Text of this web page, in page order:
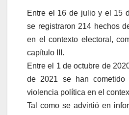
Entre el 16 de julio y el 15
se registraron 214 hechos
en el contexto electoral,
capítulo III.
Entre el 1 de octubre de
de 2021 se han cometido
violencia política en el
Tal como se advirtió en